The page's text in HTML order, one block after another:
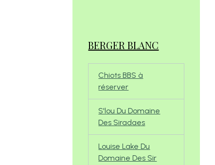
BERGER BLANC
Chiots BBS à
réserver
S'lou Du Domaine
Des Siradaes
Louise Lake Du
Domaine Des Sir